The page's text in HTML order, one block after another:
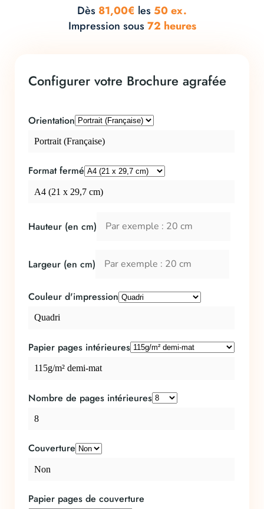
Dès 81,00€ les 50 ex.
Impression sous72 heures
Configurer votre Brochure agrafée
Orientation
Portrait (Française)
Format fermé
A4 (21 x 29,7 cm)
Hauteur (en cm)
Largeur (en cm)
Couleur d'impression
Quadri
Papier pages intérieures
115g/m² demi-mat
Nombre de pages intérieures
8
Couverture
Non
Papier pages de couverture